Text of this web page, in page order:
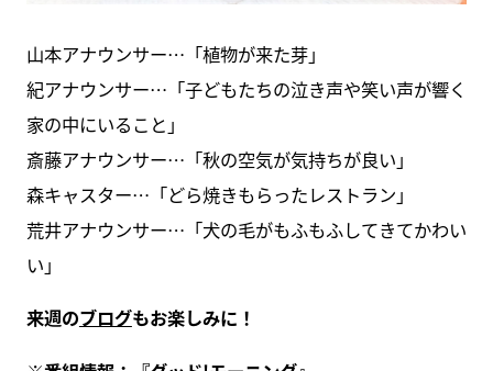
山本アナウンサー…「植物が来た芽」
紀アナウンサー…「子どもたちの泣き声や笑い声が響く
家の中にいること」
斎藤アナウンサー…「秋の空気が気持ちが良い」
森キャスター…「どら焼きもらったレストラン」
荒井アナウンサー…「犬の毛がもふもふしてきてかわい
い」
来週のブログもお楽しみに！